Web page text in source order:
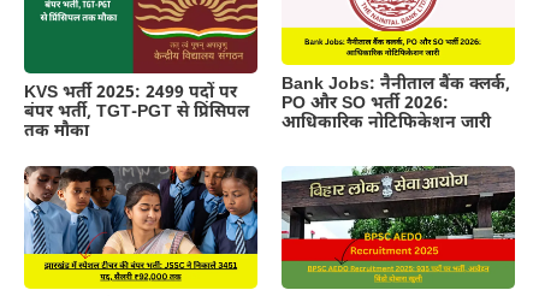
KVS भर्ती 2025: 2499 पदों पर
बंपर भर्ती, TGT-PGT से प्रिंसिपल
तक मौका
Bank Jobs: नैनीताल बैंक क्लर्क,
PO और SO भर्ती 2026:
आधिकारिक नोटिफिकेशन जारी